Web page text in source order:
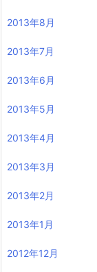
2013年8月
2013年7月
2013年6月
2013年5月
2013年4月
2013年3月
2013年2月
2013年1月
2012年12月